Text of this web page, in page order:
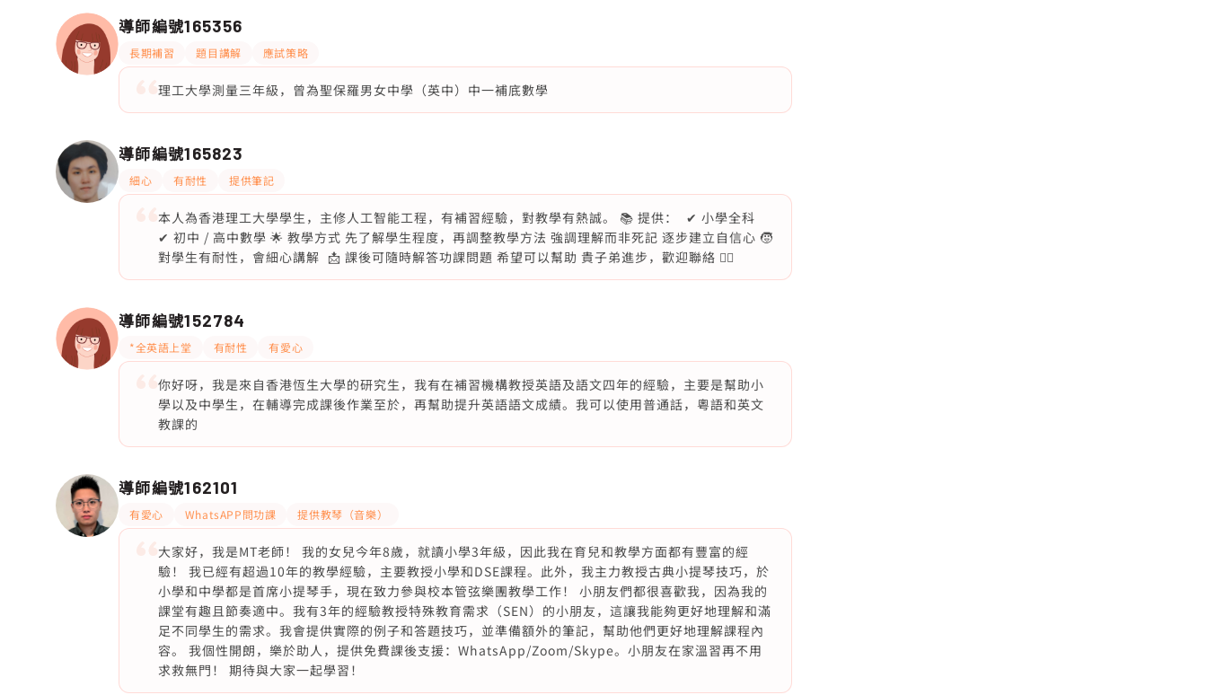
導師編號165356
長期補習 題目講解 應試策略
理工大學測量三年級，曾為聖保羅男女中學（英中）中一補底數學
導師編號165823
細心 有耐性 提供筆記
本人為香港理工大學學生，主修人工智能工程，有補習經驗，對教學有熱誠。 📚 提供： ✔ 小學全科
✔ 初中 / 高中數學 🌟 教學方式 先了解學生程度，再調整教學方法 強調理解而非死記 逐步建立自信心 🧒
對學生有耐性，會細心講解 📩 課後可隨時解答功課問題 希望可以幫助 貴子弟進步，歡迎聯絡 🙇‍♂️
導師編號152784
*全英語上堂 有耐性 有愛心
你好呀，我是來自香港恆生大學的研究生，我有在補習機構教授英語及語文四年的經驗，主要是幫助小
學以及中學生，在輔導完成課後作業至於，再幫助提升英語語文成績。我可以使用普通話，粵語和英文
教課的
導師編號162101
有愛心 WhatsAPP問功課 提供教琴（音樂）
大家好，我是MT老師！ 我的女兒今年8歲，就讀小學3年級，因此我在育兒和教學方面都有豐富的經
驗！ 我已經有超過10年的教學經驗，主要教授小學和DSE課程。此外，我主力教授古典小提琴技巧，於
小學和中學都是首席小提琴手，現在致力參與校本管弦樂團教學工作！ 小朋友們都很喜歡我，因為我的
課堂有趣且節奏適中。我有3年的經驗教授特殊教育需求（SEN）的小朋友，這讓我能夠更好地理解和滿
足不同學生的需求。我會提供實際的例子和答題技巧，並準備額外的筆記，幫助他們更好地理解課程內
容。 我個性開朗，樂於助人，提供免費課後支援：WhatsApp/Zoom/Skype。小朋友在家溫習再不用
求救無門！ 期待與大家一起學習！